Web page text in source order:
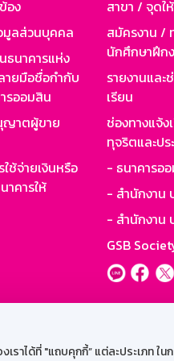
ได้ที่ "แถบคุกกี้” แต่ละประเภท ใน
อง
มูลส่วนบุคคล
นาคารแห่ง
ายมือชื่อกำกับ
รออมสิน
ญาตผู้ขาย
ช้จ่ายเงินหรือ
คารให้
สาขา / จุดใ
สมัครงาน /
นักศึกษาฝึก
รายงานและ
เรียน
ช่องทางแจ้ง
ทุจริตและป
- ธนาคารอ
- สำนักงาน
- สำนักงาน
GSB